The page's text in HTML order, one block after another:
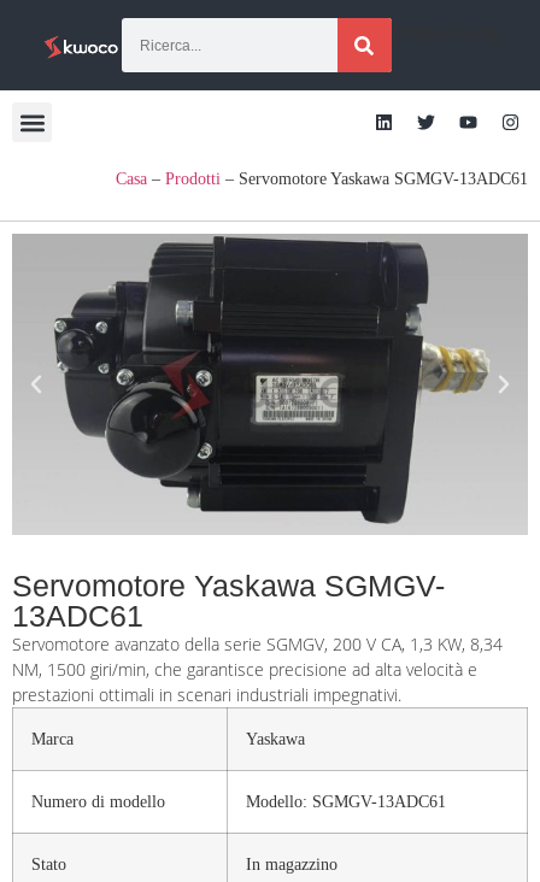
Casa – Prodotti – Servomotore Yaskawa SGMGV-13ADC61
Servomotore Yaskawa SGMGV-
13ADC61
Servomotore avanzato della serie SGMGV, 200 V CA, 1,3 KW, 8,34
NM, 1500 giri/min, che garantisce precisione ad alta velocità e
prestazioni ottimali in scenari industriali impegnativi.
Marca Yaskawa
Numero di modello Modello: SGMGV-13ADC61
Stato In magazzino